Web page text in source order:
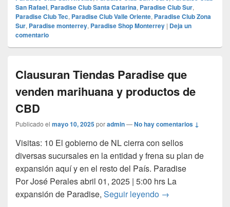
San Rafael, Paradise Club Santa Catarina, Paradise Club Sur,
Paradise Club Tec, Paradise Club Valle Oriente, Paradise Club Zona
Sur, Paradise monterrey, Paradise Shop Monterrey | Deja un
comentario
Clausuran Tiendas Paradise que
venden marihuana y productos de
CBD
Publicado el mayo 10, 2025poradmin—No hay comentarios ↓
Visitas: 10 El gobierno de NL cierra con sellos
diversas sucursales en la entidad y frena su plan de
expansión aquí y en el resto del País. Paradise
Por José Perales abril 01, 2025 | 5:00 hrs La
expansión de Paradise, Seguir leyendo Clausuran
→